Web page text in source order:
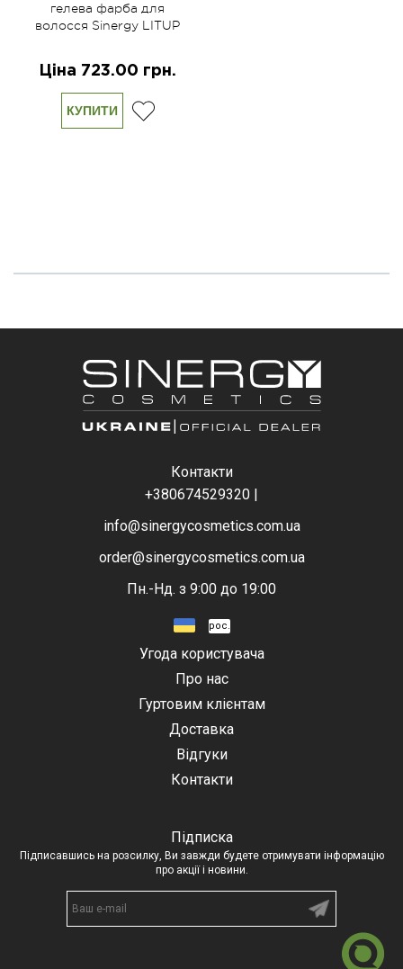
гелева фарба для
волосся Sinergy LITUP
Ціна 723.00 грн.
КУПИТИ
Контакти
+380674529320 |
info@sinergycosmetics.com.ua
order@sinergycosmetics.com.ua
Пн.-Нд. з 9:00 до 19:00
рос.
Угода користувача
Про нас
Гуртовим клієнтам
Доставка
Відгуки
Контакти
Підписка
Підписавшись на розсилку, Ви завжди будете отримувати інформацію
про акції і новини.